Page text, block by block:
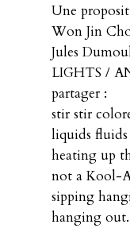
Une
Won Jin
Jules
LIGHTS /
partager :
stir stir
liquids
heating up
not a Kool-
sipping
hanging